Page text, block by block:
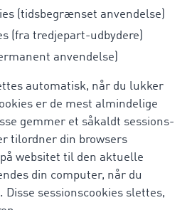
(tidsbegrænset anvendelse)
(fra tredjepart-udbydere)
anvendelse)
automatisk, når du lukker
er de mest almindelige
gemmer et såkaldt sessions-
tilordner din browsers
websitet til den aktuelle
din computer, når du
Disse sessionscookies slettes,